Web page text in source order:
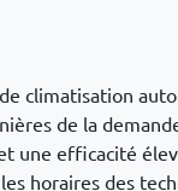
climatisation
de la
une efficacité
horaires des